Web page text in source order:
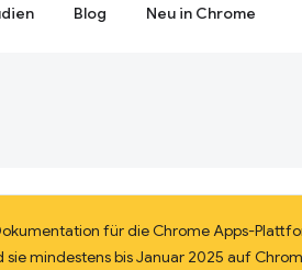
Blog Neu in Chrome
für die Chrome Apps-
sie mindestens bis Januar 2025 auf